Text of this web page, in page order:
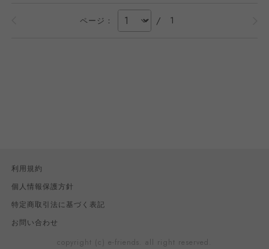
ページ： / 1
利用規約
個人情報保護方針
特定商取引法に基づく表記
お問い合わせ
copyright (c) e-friends. all right reserved.